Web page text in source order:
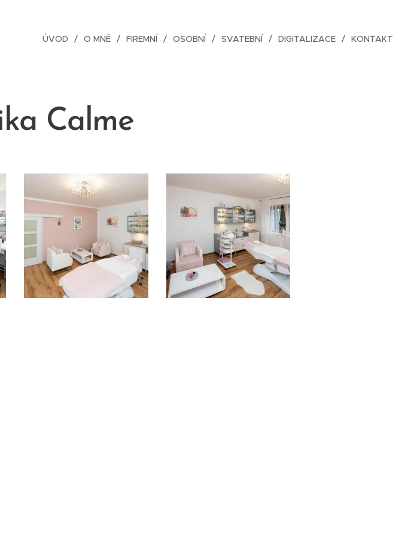
ÚVOD O MNĚ FIREMNÍ OSOBNÍ SVATEBNÍ DIGITALIZACE KONTAKT
Calme